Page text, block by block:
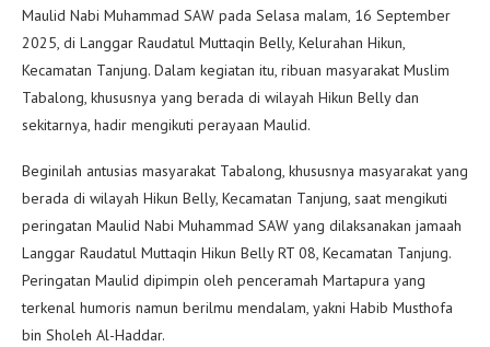
Maulid Nabi Muhammad SAW pada Selasa malam, 16 September
2025, di Langgar Raudatul Muttaqin Belly, Kelurahan Hikun,
Kecamatan Tanjung. Dalam kegiatan itu, ribuan masyarakat Muslim
Tabalong, khususnya yang berada di wilayah Hikun Belly dan
sekitarnya, hadir mengikuti perayaan Maulid.
Beginilah antusias masyarakat Tabalong, khususnya masyarakat yang
berada di wilayah Hikun Belly, Kecamatan Tanjung, saat mengikuti
peringatan Maulid Nabi Muhammad SAW yang dilaksanakan jamaah
Langgar Raudatul Muttaqin Hikun Belly RT 08, Kecamatan Tanjung.
Peringatan Maulid dipimpin oleh penceramah Martapura yang
terkenal humoris namun berilmu mendalam, yakni Habib Musthofa
bin Sholeh Al-Haddar.